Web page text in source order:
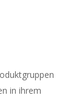
in ihrem